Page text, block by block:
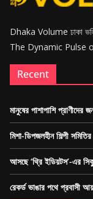
Dhaka Volume ঢাকা
The Dynamic Pulse
Recent
মানুষের পাশাপাশি প্রাণীদের
মিশা-ডিপজলহীন শিল্পী
আসছে ‘থ্রি ইডিয়টস’-এর
রেকর্ড ভাঙার পথে প্রবাসী